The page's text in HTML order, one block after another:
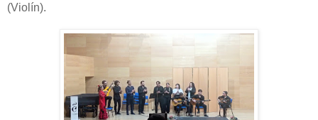
(Violín).